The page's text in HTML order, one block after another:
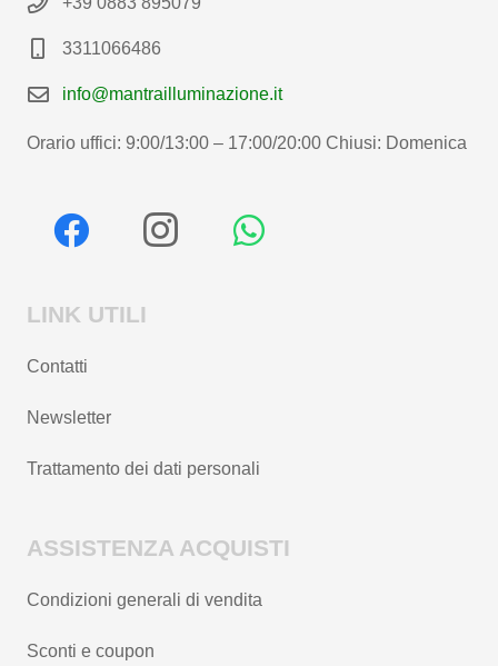
3311066486
info@mantrailluminazione.it
Orario uffici: 9:00/13:00 – 17:00/20:00 Chiusi: Domenica
LINK UTILI
Contatti
Newsletter
Trattamento dei dati personali
ASSISTENZA ACQUISTI
Condizioni generali di vendita
Sconti e coupon